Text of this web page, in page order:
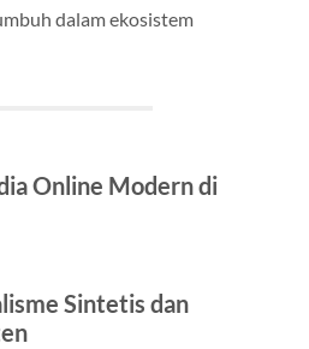
dalam ekosistem
Online Modern di
Sintetis dan